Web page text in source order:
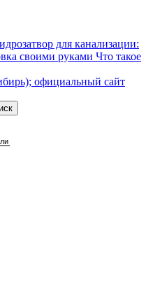
для канализации:
своими руками Что такое
официальный сайт